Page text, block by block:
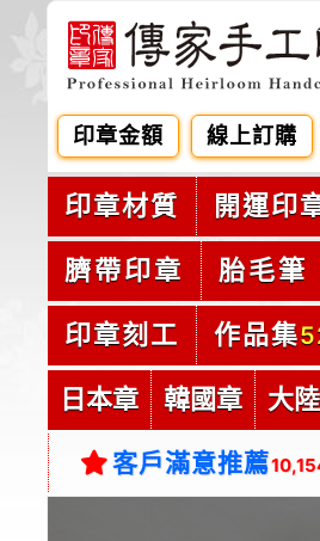
印章金額 線上訂購
印章材質 開運印
臍帶印章 胎毛筆
印章刻工 作品集
日本章 韓國章 大
客戶滿意推薦